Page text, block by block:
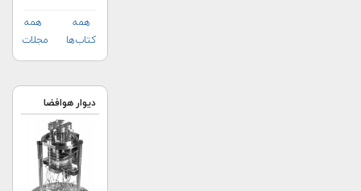
همه
کتاب‌ها
همه
مجلات
دیوار هوافضا